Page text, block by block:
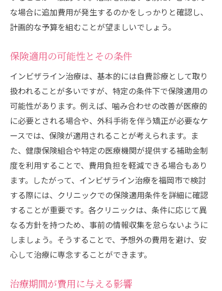
コスト削減に役立つプランの選び方
特別キャンペーンや割引の利用法
公的支援制度の活用
費用とサービスのバランスを考える
低価格クリニックのメリットとデメリット
福岡市内のインビザライン治療クリニックの選
び方
評判の良いクリニックを探す方法
医師の経験と専門性を確認する
カウンセリングの質を見極める
アフターケアの充実度をチェック
交通アクセスと営業時間の考慮
患者レビューから得られる知識
透明矯正インビザラインの費用面での安心を得
費用の透明性を確保するために
な場合に追加費用が発生するのかをしっかりと確認し、
計画的な予算を組むことが望ましいでしょう。
保険適用の可能性とその条件
インビザライン治療は、基本的には自費診療として取り
扱われることが多いですが、特定の条件下で保険適用の
可能性があります。例えば、噛み合わせの改善が医療的
に必要とされる場合や、外科手術を伴う矯正が必要なケ
ースでは、保険が適用されることが考えられます。ま
た、健康保険組合や特定の医療機関が提供する補助金制
度を利用することで、費用負担を軽減できる場合もあり
ます。したがって、インビザライン治療を福岡市で検討
する際には、クリニックでの保険適用条件を詳細に確認
することが重要です。各クリニックは、条件に応じて異
なる方針を持つため、事前の情報収集を怠らないように
しましょう。そうすることで、予想外の費用を避け、安
心して治療に専念することができます。
治療期間が費用に与える影響